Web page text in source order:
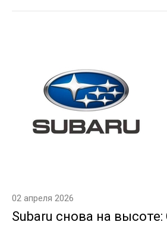
02 апреля 2026
Subaru снова на